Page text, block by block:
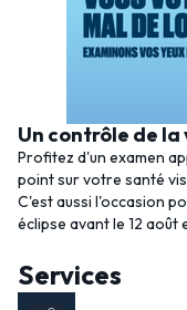
Un contrôle de la
Profitez d'un examen
point sur votre santé
C'est aussi l'occasion
éclipse avant le 12
Services